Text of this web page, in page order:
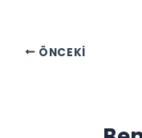
ÖNCEKI